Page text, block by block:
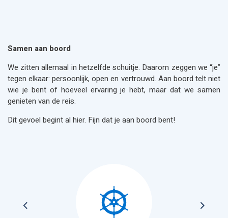
Samen aan boord
We zitten allemaal in hetzelfde schuitje. Daarom zeggen we “je”
tegen elkaar: persoonlijk, open en vertrouwd. Aan boord telt niet
wie je bent of hoeveel ervaring je hebt, maar dat we samen
genieten van de reis.
Dit gevoel begint al hier. Fijn dat je aan boord bent!
Previous Next